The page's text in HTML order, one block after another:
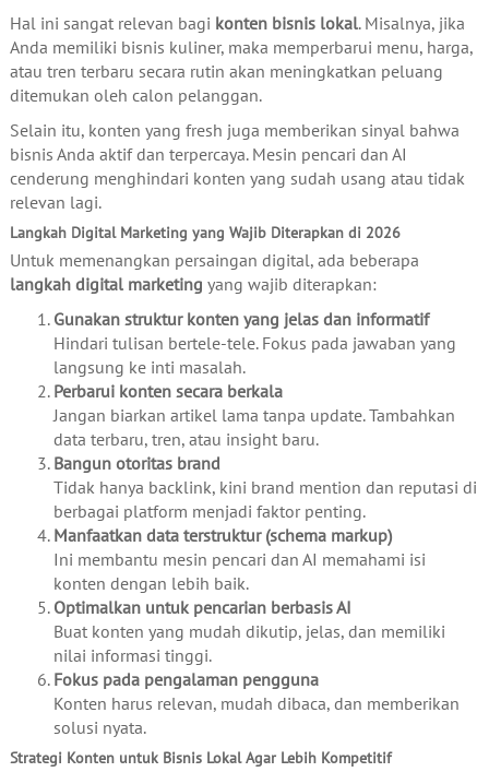
Hal ini sangat relevan bagi konten bisnis lokal. Misalnya, jika
Anda memiliki bisnis kuliner, maka memperbarui menu, harga,
atau tren terbaru secara rutin akan meningkatkan peluang
ditemukan oleh calon pelanggan.
Selain itu, konten yang fresh juga memberikan sinyal bahwa
bisnis Anda aktif dan terpercaya. Mesin pencari dan AI
cenderung menghindari konten yang sudah usang atau tidak
relevan lagi.
Langkah Digital Marketing yang Wajib Diterapkan di 2026
Untuk memenangkan persaingan digital, ada beberapa
langkah digital marketing yang wajib diterapkan:
Gunakan struktur konten yang jelas dan informatif
Hindari tulisan bertele-tele. Fokus pada jawaban yang
langsung ke inti masalah.
Perbarui konten secara berkala
Jangan biarkan artikel lama tanpa update. Tambahkan
data terbaru, tren, atau insight baru.
Bangun otoritas brand
Tidak hanya backlink, kini brand mention dan reputasi di
berbagai platform menjadi faktor penting.
Manfaatkan data terstruktur (schema markup)
Ini membantu mesin pencari dan AI memahami isi
konten dengan lebih baik.
Optimalkan untuk pencarian berbasis AI
Buat konten yang mudah dikutip, jelas, dan memiliki
nilai informasi tinggi.
Fokus pada pengalaman pengguna
Konten harus relevan, mudah dibaca, dan memberikan
solusi nyata.
Strategi Konten untuk Bisnis Lokal Agar Lebih Kompetitif